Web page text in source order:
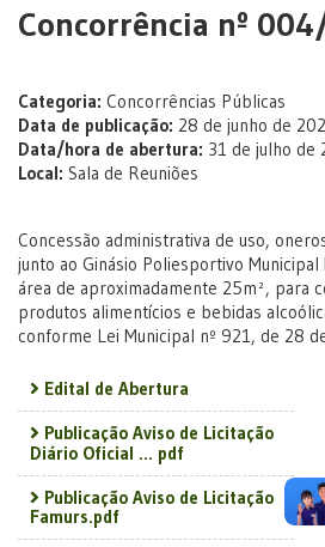
Concorrência nº
Categoria: Concorrências Públicas
Data de publicação: 28 de junho de
Data/hora de abertura: 31 de julho de
Local: Sala de Reuniões
Concessão administrativa de uso,
junto ao Ginásio Poliesportivo Municipal
área de aproximadamente 25m², para
produtos alimentícios e bebidas
conforme Lei Municipal nº 921, de 28
Edital de Abertura
Publicação Aviso de Licitação
Diário Oficial ... pdf
Publicação Aviso de Licitação
Famurs.pdf